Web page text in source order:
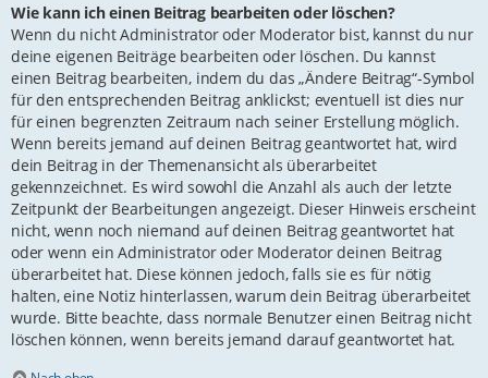
Wie kann ich einen Beitrag bearbeiten oder löschen?
Wenn du nicht Administrator oder Moderator bist, kannst du nur
deine eigenen Beiträge bearbeiten oder löschen. Du kannst
einen Beitrag bearbeiten, indem du das „Ändere Beitrag“-Symbol
für den entsprechenden Beitrag anklickst; eventuell ist dies nur
für einen begrenzten Zeitraum nach seiner Erstellung möglich.
Wenn bereits jemand auf deinen Beitrag geantwortet hat, wird
dein Beitrag in der Themenansicht als überarbeitet
gekennzeichnet. Es wird sowohl die Anzahl als auch der letzte
Zeitpunkt der Bearbeitungen angezeigt. Dieser Hinweis erscheint
nicht, wenn noch niemand auf deinen Beitrag geantwortet hat
oder wenn ein Administrator oder Moderator deinen Beitrag
überarbeitet hat. Diese können jedoch, falls sie es für nötig
halten, eine Notiz hinterlassen, warum dein Beitrag überarbeitet
wurde. Bitte beachte, dass normale Benutzer einen Beitrag nicht
löschen können, wenn bereits jemand darauf geantwortet hat.